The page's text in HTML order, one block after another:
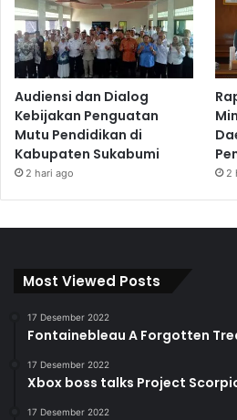
Audiensi dan Dialog
Kebijakan Penguatan
Mutu Pendidikan di
Kabupaten Sukabumi
2 hari ago 2
Most Viewed Posts
17 Desember 2022
Fontainebleau A Forgotten
17 Desember 2022
Xbox boss talks Project
17 Desember 2022